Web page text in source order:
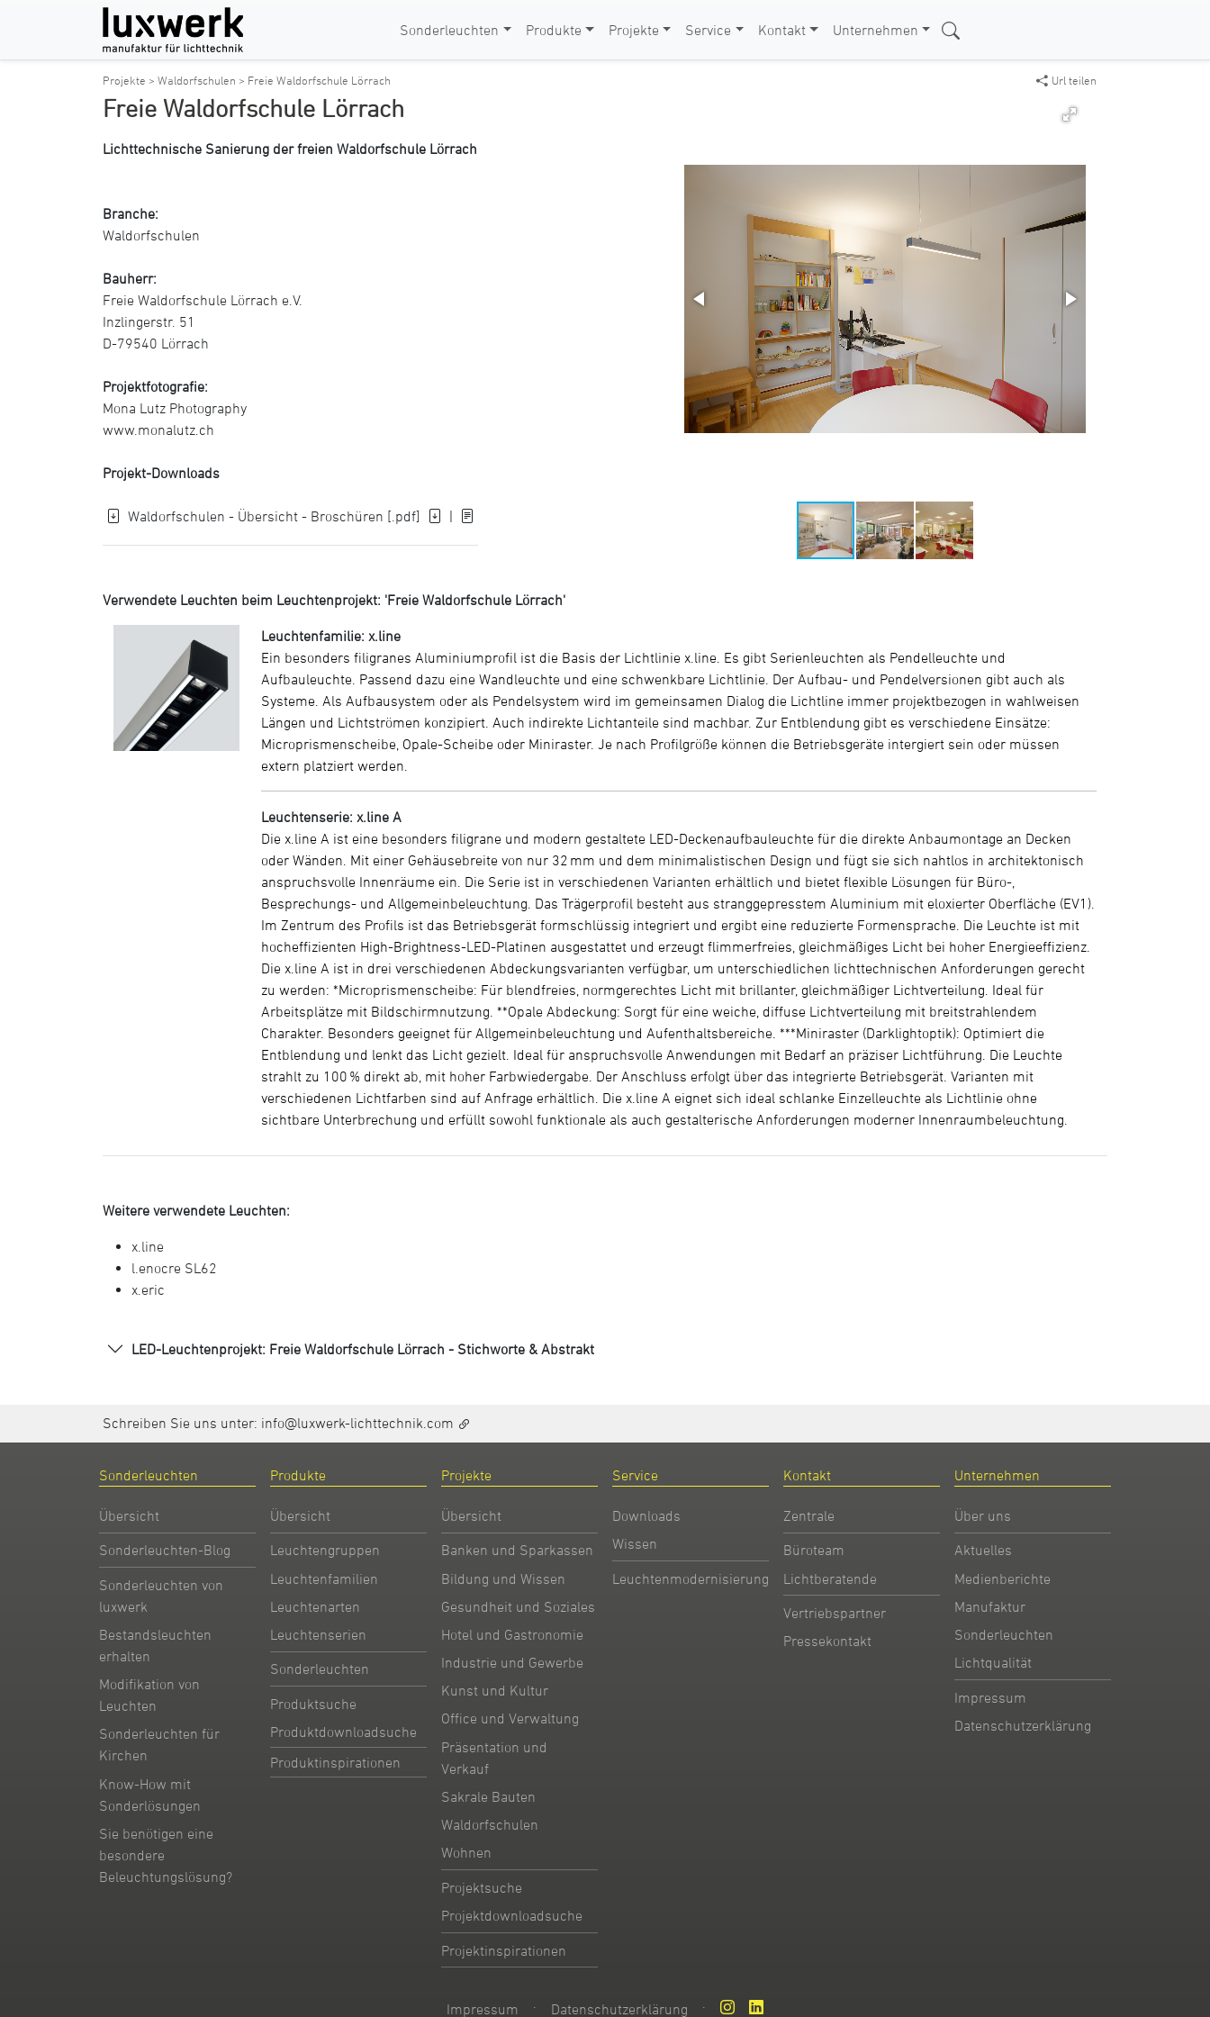
Sonderleuchten Produkte Projekte Service Kontakt Unternehmen
Projekte > Waldorfschulen > Freie Waldorfschule Lörrach Url teilen
Freie Waldorfschule Lörrach
Lichttechnische Sanierung der freien Waldorfschule Lörrach
Branche:
Waldorfschulen
Bauherr:
Freie Waldorfschule Lörrach e.V.
Inzlingerstr. 51
D-79540 Lörrach
Projektfotografie:
Mona Lutz Photography
www.monalutz.ch
Projekt-Downloads
Waldorfschulen - Übersicht - Broschüren [.pdf] |
Verwendete Leuchten beim Leuchtenprojekt: 'Freie Waldorfschule Lörrach'
Leuchtenfamilie: x.line
Ein besonders filigranes Aluminiumprofil ist die Basis der Lichtlinie x.line. Es gibt Serienleuchten als Pendelleuchte und
Aufbauleuchte. Passend dazu eine Wandleuchte und eine schwenkbare Lichtlinie. Der Aufbau- und Pendelversionen gibt auch als
Systeme. Als Aufbausystem oder als Pendelsystem wird im gemeinsamen Dialog die Lichtline immer projektbezogen in wahlweisen
Längen und Lichtströmen konzipiert. Auch indirekte Lichtanteile sind machbar. Zur Entblendung gibt es verschiedene Einsätze:
Microprismenscheibe, Opale-Scheibe oder Miniraster. Je nach Profilgröße können die Betriebsgeräte intergiert sein oder müssen
extern platziert werden.
Leuchtenserie: x.line A
Die x.line A ist eine besonders filigrane und modern gestaltete LED-Deckenaufbauleuchte für die direkte Anbaumontage an Decken
oder Wänden. Mit einer Gehäusebreite von nur 32 mm und dem minimalistischen Design und fügt sie sich nahtlos in architektonisch
anspruchsvolle Innenräume ein. Die Serie ist in verschiedenen Varianten erhältlich und bietet flexible Lösungen für Büro-,
Besprechungs- und Allgemeinbeleuchtung. Das Trägerprofil besteht aus stranggepresstem Aluminium mit eloxierter Oberfläche (EV1).
Im Zentrum des Profils ist das Betriebsgerät formschlüssig integriert und ergibt eine reduzierte Formensprache. Die Leuchte ist mit
hocheffizienten High-Brightness-LED-Platinen ausgestattet und erzeugt flimmerfreies, gleichmäßiges Licht bei hoher Energieeffizienz.
Die x.line A ist in drei verschiedenen Abdeckungsvarianten verfügbar, um unterschiedlichen lichttechnischen Anforderungen gerecht
zu werden: *Microprismenscheibe: Für blendfreies, normgerechtes Licht mit brillanter, gleichmäßiger Lichtverteilung. Ideal für
Arbeitsplätze mit Bildschirmnutzung. **Opale Abdeckung: Sorgt für eine weiche, diffuse Lichtverteilung mit breitstrahlendem
Charakter. Besonders geeignet für Allgemeinbeleuchtung und Aufenthaltsbereiche. ***Miniraster (Darklightoptik): Optimiert die
Entblendung und lenkt das Licht gezielt. Ideal für anspruchsvolle Anwendungen mit Bedarf an präziser Lichtführung. Die Leuchte
strahlt zu 100 % direkt ab, mit hoher Farbwiedergabe. Der Anschluss erfolgt über das integrierte Betriebsgerät. Varianten mit
verschiedenen Lichtfarben sind auf Anfrage erhältlich. Die x.line A eignet sich ideal schlanke Einzelleuchte als Lichtlinie ohne
sichtbare Unterbrechung und erfüllt sowohl funktionale als auch gestalterische Anforderungen moderner Innenraumbeleuchtung.
Weitere verwendete Leuchten:
x.line
l.enocre SL62
x.eric
LED-Leuchtenprojekt: Freie Waldorfschule Lörrach - Stichworte & Abstrakt
Schreiben Sie uns unter: info@luxwerk-lichttechnik.com
Sonderleuchten
Übersicht
Sonderleuchten-Blog
Sonderleuchten von
luxwerk
Bestandsleuchten
erhalten
Modifikation von
Leuchten
Sonderleuchten für
Kirchen
Know-How mit
Sonderlösungen
Sie benötigen eine
besondere
Beleuchtungslösung?
Produkte
Übersicht
Leuchtengruppen
Leuchtenfamilien
Leuchtenarten
Leuchtenserien
Sonderleuchten
Produktsuche
Produktdownloadsuche
Produktinspirationen
Projekte
Übersicht
Banken und Sparkassen
Bildung und Wissen
Gesundheit und Soziales
Hotel und Gastronomie
Industrie und Gewerbe
Kunst und Kultur
Office und Verwaltung
Präsentation und
Verkauf
Sakrale Bauten
Waldorfschulen
Wohnen
Projektsuche
Projektdownloadsuche
Projektinspirationen
Service
Downloads
Wissen
Leuchtenmodernisierung
Kontakt
Zentrale
Büroteam
Lichtberatende
Vertriebspartner
Pressekontakt
Unternehmen
Über uns
Aktuelles
Medienberichte
Manufaktur
Sonderleuchten
Lichtqualität
Impressum
Datenschutzerklärung
Impressum · Datenschutzerklärung ·